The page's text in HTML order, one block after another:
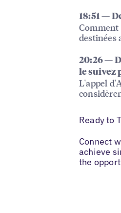
18:51 —
Comment
destinées
20:26 —
le suivez
L'appel
Ready to
Connect
achieve
the